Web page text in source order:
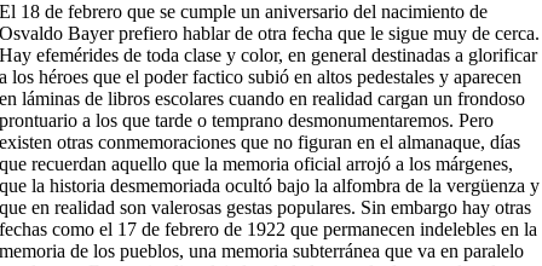
El 18 de febrero que se cumple un aniversario del nacimiento de
Osvaldo Bayer prefiero hablar de otra fecha que le sigue muy de cerca.
Hay efemérides de toda clase y color, en general destinadas a glorificar
a los héroes que el poder factico subió en altos pedestales y aparecen
en láminas de libros escolares cuando en realidad cargan un frondoso
prontuario a los que tarde o temprano desmonumentaremos. Pero
existen otras conmemoraciones que no figuran en el almanaque, días
que recuerdan aquello que la memoria oficial arrojó a los márgenes,
que la historia desmemoriada ocultó bajo la alfombra de la vergüenza y
que en realidad son valerosas gestas populares. Sin embargo hay otras
fechas como el 17 de febrero de 1922 que permanecen indelebles en la
memoria de los pueblos, una memoria subterránea que va en paralelo